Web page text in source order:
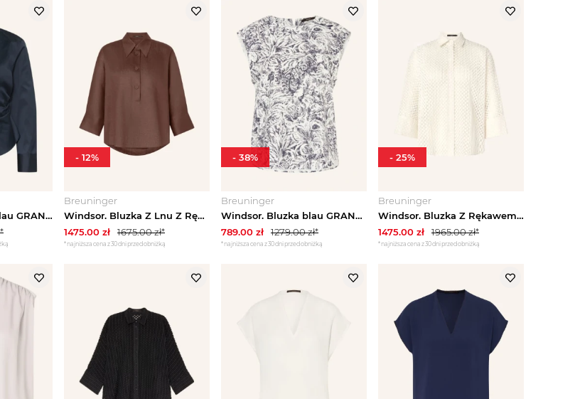
Windsor. Koszula blau GRANATOWY
Breuninger
Windsor. Bluzka Z Lnu Z Rękawami 3 / 4 braun CIEMNOBRĄZOWY
1475.00 zł 1675.00zł*
*najniższa cena z 30 dni przed obniżką
- 12%
Breuninger
Windsor. Bluzka blau GRANATOWY
789.00 zł 1279.00zł*
*najniższa cena z 30 dni przed obniżką
- 38%
Breuninger
Windsor. Bluzka Z Rękawem 3 / 4 weiss KREMOWY
1475.00 zł 1965.00zł*
*najniższa cena z 30 dni przed obniżką
- 25%